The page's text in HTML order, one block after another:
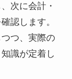
次に会計・
認します。
つ、実際の
識が定着し